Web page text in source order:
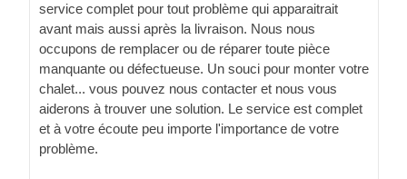
service complet pour tout problème qui apparaitrait
avant mais aussi après la livraison. Nous nous
occupons de remplacer ou de réparer toute pièce
manquante ou défectueuse. Un souci pour monter votre
chalet... vous pouvez nous contacter et nous vous
aiderons à trouver une solution. Le service est complet
et à votre écoute peu importe l'importance de votre
problème.